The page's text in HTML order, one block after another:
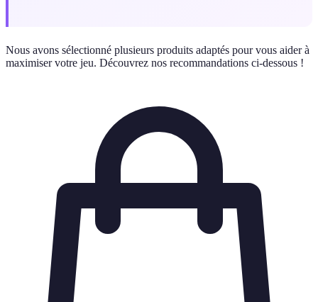
Nous avons sélectionné plusieurs produits adaptés pour vous aider à
maximiser votre jeu. Découvrez nos recommandations ci-dessous !